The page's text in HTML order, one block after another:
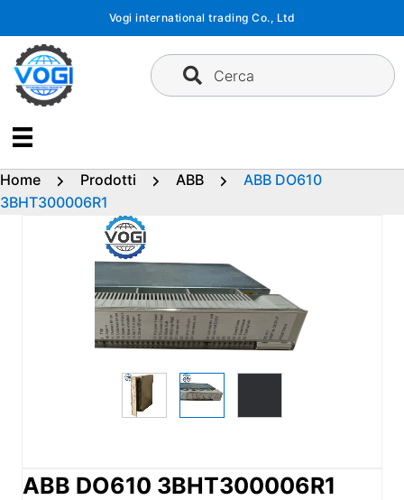
contenuto
Vogi international trading Co., Ltd
Cerca
Home Prodotti ABB
ABB DO610
3BHT300006R1
ABB DO610 3BHT300006R1